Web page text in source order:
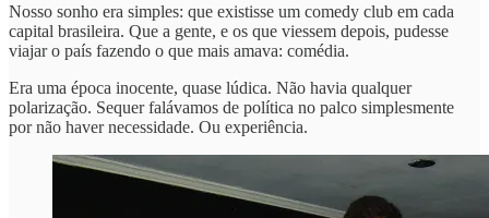
Nosso sonho era simples: que existisse um comedy club em cada
capital brasileira. Que a gente, e os que viessem depois, pudesse
viajar o país fazendo o que mais amava: comédia.
Era uma época inocente, quase lúdica. Não havia qualquer
polarização. Sequer falávamos de política no palco simplesmente
por não haver necessidade. Ou experiência.